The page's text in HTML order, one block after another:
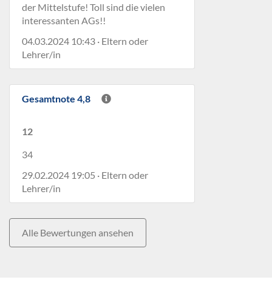
der Mittelstufe! Toll sind die vielen
interessanten AGs!!
04.03.2024 10:43 · Eltern oder
Lehrer/in
Gesamtnote 4,8
12
34
29.02.2024 19:05 · Eltern oder
Lehrer/in
Alle Bewertungen ansehen